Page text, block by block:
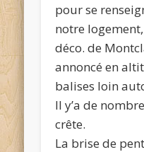
pour se
notre
déco. de
annoncé en
balises loin
Il y’a de
crête.
La brise de